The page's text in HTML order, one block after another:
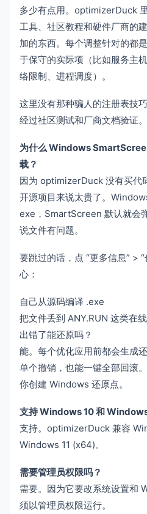
多少有点用。optimizerDuck
工具、社区教程和硬件厂商的
加的东西。每个调整针对的都
于保守的实际项（比如服务主
络限制、进程调度）。
这里没有那种骗人的注册表技
经过社区测试和厂商文档验证。
为什么 Windows
载？
因为 optimizerDuck 没有买代
开源项目来说太贵了。
exe，SmartScreen 默认就会
说文件有问题。
要跳过的话，点 “更多信息” >
心：
自己从源码编译 .exe
把文件丢到 ANY.RUN 这类在
出错了能还原吗？
能。每个优化应用前都会生成
单个撤销，也能一键全部回滚
你创建 Windows 还原点。
支持 Windows 10 和 Windows
支持。optimizerDuck 兼容
Windows 11 (x64)。
需要管理员权限吗？
需要。因为它要改系统设置和
须以管理员权限运行。